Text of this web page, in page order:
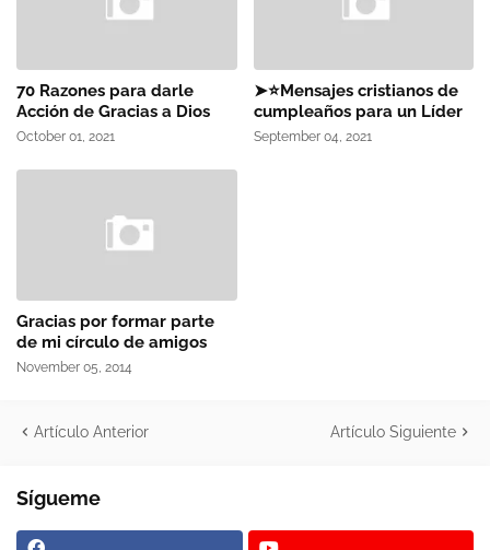
70 Razones para darle
Acción de Gracias a Dios
October 01, 2021
➤⭐Mensajes cristianos de
cumpleaños para un Líder
September 04, 2021
Gracias por formar parte
de mi círculo de amigos
November 05, 2014
Artículo Anterior Artículo Siguiente
Sígueme